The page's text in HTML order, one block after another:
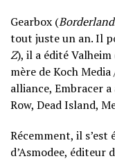
Gearbox (
tout juste un an. Il
Z), il a édité
mère de Koch
alliance, Embracer
Row, Dead Island,
Récemment, il
d’Asmodee, éditeur